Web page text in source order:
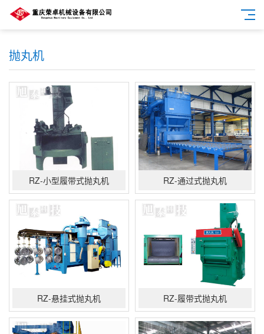
抛丸机
RZ-小型履带式抛丸机 RZ-通过式抛丸机
RZ-悬挂式抛丸机 RZ-履带式抛丸机